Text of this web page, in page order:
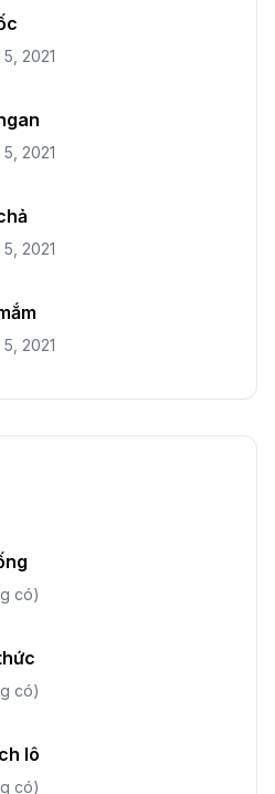
5, 2021
5, 2021
5, 2021
5, 2021
có)
có)
lô
có)